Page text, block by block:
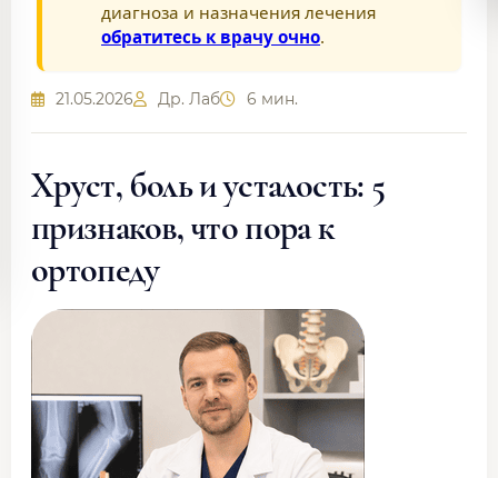
диагноза и назначения лечения
обратитесь к врачу очно.
21.05.2026 Др. Лаб 6 мин.
Хруст, боль и усталость: 5
признаков, что пора к
ортопеду